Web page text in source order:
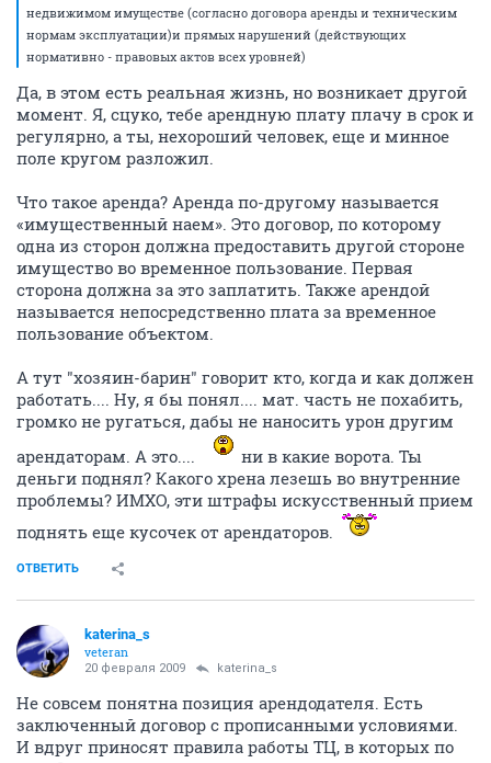
недвижимом имуществе (согласно договора аренды и техническим
нормам эксплуатации)и прямых нарушений (действующих
нормативно - правовых актов всех уровней)
Да, в этом есть реальная жизнь, но возникает другой
момент. Я, сцуко, тебе арендную плату плачу в срок и
регулярно, а ты, нехороший человек, еще и минное
поле кругом разложил.
Что такое аренда? Аренда по-другому называется
«имущественный наем». Это договор, по которому
одна из сторон должна предоставить другой стороне
имущество во временное пользование. Первая
сторона должна за это заплатить. Также арендой
называется непосредственно плата за временное
пользование объектом.
А тут "хозяин-барин" говорит кто, когда и как должен
работать.... Ну, я бы понял.... мат. часть не похабить,
громко не ругаться, дабы не наносить урон другим
арендаторам. А это....
ни в какие ворота. Ты
деньги поднял? Какого хрена лезешь во внутренние
проблемы? ИМХО, эти штрафы искусственный прием
поднять еще кусочек от арендаторов.
ОТВЕТИТЬ
katerina_s
veteran
20 февраля 2009 katerina_s
Не совсем понятна позиция арендодателя. Есть
заключенный договор с прописанными условиями.
И вдруг приносят правила работы ТЦ, в которых по